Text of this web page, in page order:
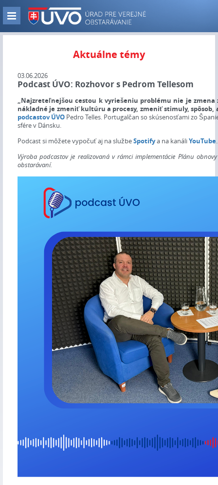
mainZobraz
navigáciu
Aktuálne témy
03.06.2026
Podcast ÚVO: Rozhovor s Pedrom Tellesom
„Najzreteľnejšou cestou k vyriešeniu problému nie je
nákladné je zmeniť kultúru a procesy, zmeniť stimuly,
podcastov ÚVO Pedro Telles. Portugalčan so skúsenosťami zo
sfére v Dánsku.
‍Podcast si môžete vypočuť aj na službeSpotifya na kanáliYouTube.
Výroba podcastov je realizovaná v rámci implementácie Plánu
obstarávaní.